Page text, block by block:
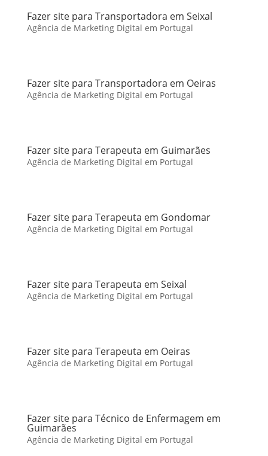
Fazer site para Transportadora em Seixal
Agência de Marketing Digital em Portugal
Fazer site para Transportadora em Oeiras
Agência de Marketing Digital em Portugal
Fazer site para Terapeuta em Guimarães
Agência de Marketing Digital em Portugal
Fazer site para Terapeuta em Gondomar
Agência de Marketing Digital em Portugal
Fazer site para Terapeuta em Seixal
Agência de Marketing Digital em Portugal
Fazer site para Terapeuta em Oeiras
Agência de Marketing Digital em Portugal
Fazer site para Técnico de Enfermagem em
Guimarães
Agência de Marketing Digital em Portugal